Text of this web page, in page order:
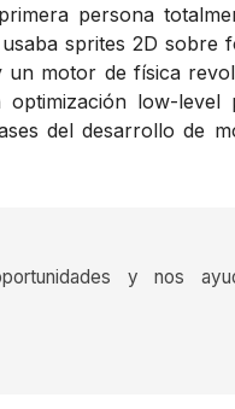
persona
sprites 2D sobre
un motor de física
low-level
del desarrollo de
y nos